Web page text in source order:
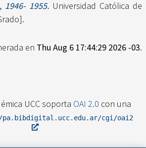
1946- 1955. Universidad Católica de
en Thu Aug 6 17:44:29 2026 -03.
UCC soporta OAI 2.0 con una
cgi/oai2